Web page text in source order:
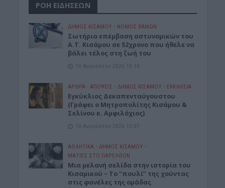
ΡΟΗ ΕΙΔΗΣΕΩΝ
ΔΉΜΟΣ ΚΙΣΆΜΟΥ • ΝΟΜΌΣ ΧΑΝΊΩΝ
Σωτήρια επέμβαση αστυνομικών του
Α.Τ. Κισάμου σε 52χρονο που ήθελε να
βάλει τέλος στη ζωή του
10 Αυγούστου 2026 10:18
ΑΡΘΡΑ - ΑΠΟΨΕΙΣ • ΔΉΜΟΣ ΚΙΣΆΜΟΥ • ΕΚΚΛΗΣΙΑ
Εγκύκλιος Δεκαπενταύγουστου
(Γράφει ο Μητροπολίτης Κισάμου &
Σελίνου κ. Αμφιλόχιος)
10 Αυγούστου 2026 10:07
ΑΘΛΗΤΙΚΑ • ΔΉΜΟΣ ΚΙΣΆΜΟΥ •
ΜΑΤΙΕΣ ΣΤΟ ΠΑΡΕΛΘΟΝ
Μια μελανή σελίδα στην ιστορία του
Κισαμικού – Το “πουλί” της χούντας
στις φανέλες της ομάδας